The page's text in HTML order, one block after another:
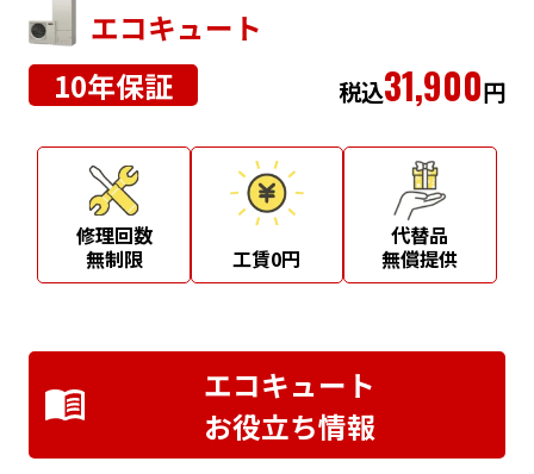
エコキュート
10年保証
税込31,900円
修理回数
無制限
工賃0円
代替品
無償提供
エコキュート
お役立ち情報